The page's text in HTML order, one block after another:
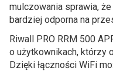
mulczowania sprawia,
bardziej odporna na
Riwall PRO RRM 500
o użytkownikach, którzy
Dzięki łączności WiFi